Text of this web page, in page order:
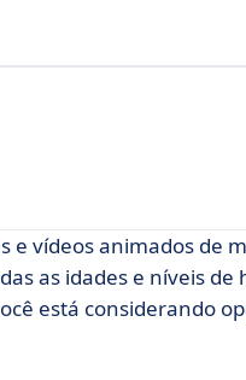
e vídeos animados de
as idades e níveis de
está considerando